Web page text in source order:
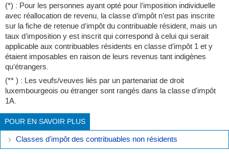
(*) : Pour les personnes ayant opté pour l’imposition individuelle
avec réallocation de revenu, la classe d’impôt n’est pas inscrite
sur la fiche de retenue d’impôt du contribuable résident, mais un
taux d’imposition y est inscrit qui correspond à celui qui serait
applicable aux contribuables résidents en classe d’impôt 1 et y
étaient imposables en raison de leurs revenus tant indigènes
qu’étrangers.
(** ) : Les veufs/veuves liés par un partenariat de droit
luxembourgeois ou étranger sont rangés dans la classe d'impôt
1A.
POUR EN SAVOIR PLUS
Classes d'impôt des contribuables non résidents